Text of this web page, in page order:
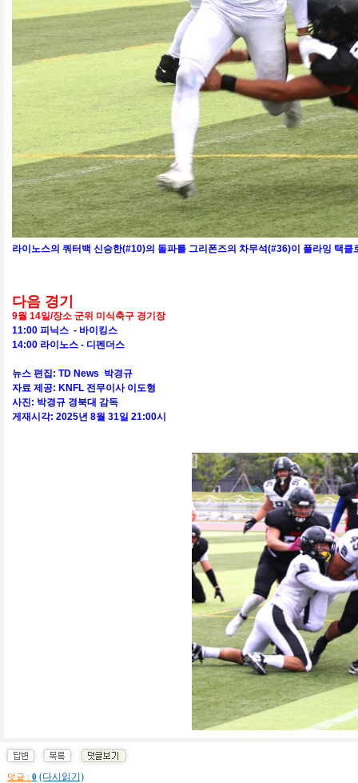
라이노스의 쿼터백 신승한(#10)의 돌파를 그리폰즈의 차무석(#36)이 플라잉 택
다음 경기
9월 14일/장소 군위 미식축구 경기장
11:00 피닉스 - 바이킹스
14:00 라이노스 - 디펜더스
뉴스 편집: TD News 박경규
자료 제공: KNFL 전무이사 이도형
사진: 박경규 경북대 감독
게재시각: 2025년 8월 31일 21:00시
덧글 : 0 (다시읽기)